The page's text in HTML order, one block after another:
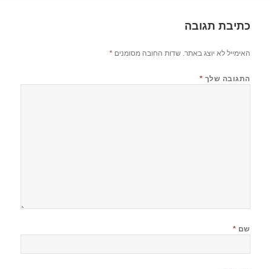
כתיבת תגובה
האימייל לא יוצג באתר. שדות החובה מסומנים*
התגובה שלך *
שם *